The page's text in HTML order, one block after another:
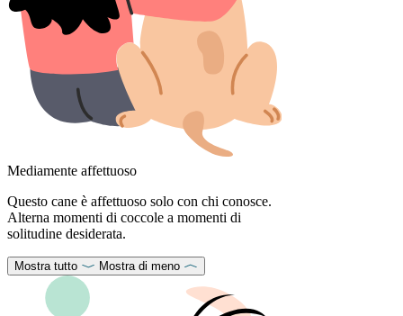
Mediamente affettuoso
Questo cane è affettuoso solo con chi conosce.
Alterna momenti di coccole a momenti di
solitudine desiderata.
Mostra tutto Mostra di meno